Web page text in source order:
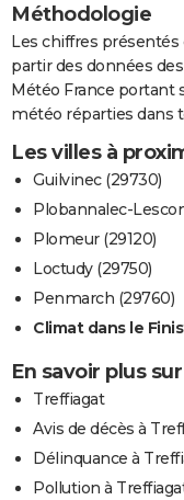
Méthodologie
Les chiffres
partir des données
Météo France portant
météo réparties dans
Les villes à
Guilvinec (29730)
Plobannalec-
Plomeur (29120)
Loctudy (29750)
Penmarch (29760)
Climat dans le
En savoir plus
Treffiagat
Avis de décès à
Délinquance à
Pollution à